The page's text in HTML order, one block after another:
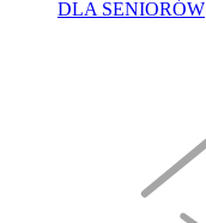
DLA SENIORÓW